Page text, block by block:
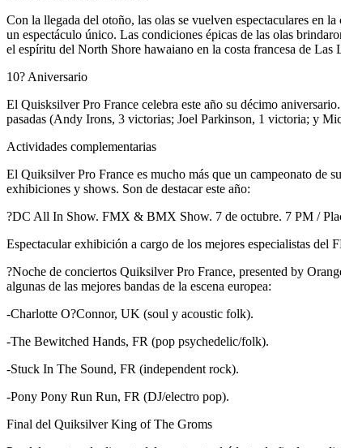
Con la llegada del otoño, las olas se vuelven espectaculares en
un espectáculo único. Las condiciones épicas de las olas
el espíritu del North Shore hawaiano en la costa francesa de Las
10? Aniversario
El Quisksilver Pro France celebra este año su décimo
pasadas (Andy Irons, 3 victorias; Joel Parkinson, 1 victoria; y
Actividades complementarias
El Quiksilver Pro France es mucho más que un campeonato de
exhibiciones y shows. Son de destacar este año:
?DC All In Show. FMX & BMX Show. 7 de octubre. 7 PM /
Espectacular exhibición a cargo de los mejores especialistas
?Noche de conciertos Quiksilver Pro France, presented by
algunas de las mejores bandas de la escena europea:
-Charlotte O?Connor, UK (soul y acoustic folk).
-The Bewitched Hands, FR (pop psychedelic/folk).
-Stuck In The Sound, FR (independent rock).
-Pony Pony Run Run, FR (DJ/electro pop).
Final del Quiksilver King of The Groms